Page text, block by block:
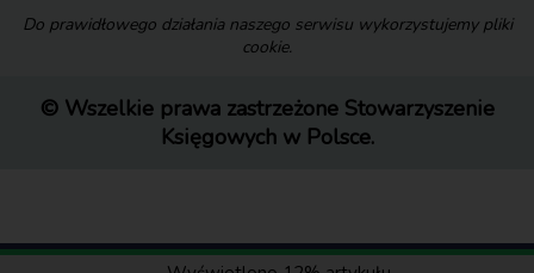
Do prawidłowego działania naszego serwisu wykorzystujemy pliki
cookie.
© Wszelkie prawa zastrzeżone Stowarzyszenie
Księgowych w Polsce.